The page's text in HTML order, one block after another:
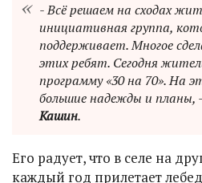
- Всё решаем на сходах
инициативная группа,
поддерживает. Многое
этих ребят. Сегодня
программу «30 на 70». На
большие надежды и планы, -
Кашин.
Его радует, что в селе на
каждый год прилетает